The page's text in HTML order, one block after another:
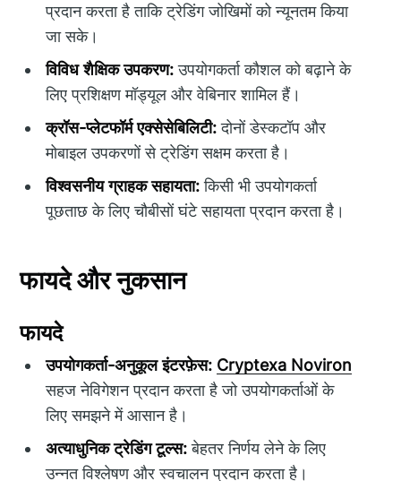
प्रदान करता है ताकि ट्रेडिंग जोखिमों को न्यूनतम किया
जा सके।
विविध शैक्षिक उपकरण:उपयोगकर्ता कौशल को बढ़ाने के
लिए प्रशिक्षण मॉड्यूल और वेबिनार शामिल हैं।
क्रॉस-प्लेटफॉर्म एक्सेसेबिलिटी:दोनों डेस्कटॉप और
मोबाइल उपकरणों से ट्रेडिंग सक्षम करता है।
विश्वसनीय ग्राहक सहायता:किसी भी उपयोगकर्ता
पूछताछ के लिए चौबीसों घंटे सहायता प्रदान करता है।
फायदे और नुकसान
फायदे
उपयोगकर्ता-अनुकूल इंटरफ़ेस: Cryptexa Noviron
सहज नेविगेशन प्रदान करता है जो उपयोगकर्ताओं के
लिए समझने में आसान है।
अत्याधुनिक ट्रेडिंग टूल्स:बेहतर निर्णय लेने के लिए
उन्नत विश्लेषण और स्वचालन प्रदान करता है।